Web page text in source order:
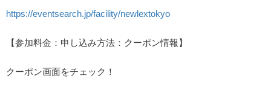
https://eventsearch.jp/facility/newlextokyo
【参加料金：申し込み方法：クーポン情報】
クーポン画面をチェック！